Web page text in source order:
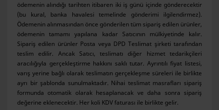
ödemenin alındığı tarihten itibaren iki iş günü içinde gönderecektir
(bu kural, banka havalesi temelinde gönderimi ilgilendirmez).
Ödemenin alınmasından önce gönderilen tüm sipariş edilen ürünler,
ödemenin tamamı yapılana kadar Satıcının mülkiyetinde kalır.
Sipariş edilen ürünler Posta veya DPD Teslimat şirketi tarafından
teslim edilir. Ancak Satıcı, teslimatı diğer hizmet tedarikçileri
aracılığıyla gerçekleştirme hakkını saklı tutar. Ayrıntılı fiyat listesi,
varış yerine bağlı olarak teslimatın gerçekleşme süreleri ile birlikte
ayrı bir şablonda sunulmaktadır. Nihai teslimat masrafları sipariş
formunda otomatik olarak hesaplanacak ve daha sonra sipariş
değerine eklenecektir. Her koli KDV faturası ile birlikte gelir.